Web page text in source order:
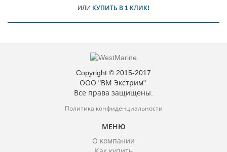
ИЛИ КУПИТЬ В 1 КЛИК!
Copyright © 2015-2017
ООО "ВМ Экстрим".
Все права защищены.
Политика конфиденциальности
МЕНЮ
О компании